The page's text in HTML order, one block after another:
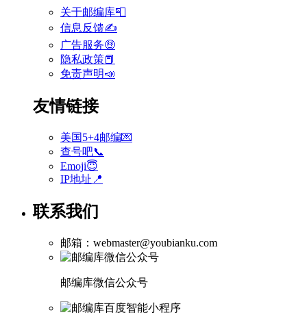
关于邮编库📮
信息反馈✍
广告服务🤑
隐私政策📕
免责声明📣
友情链接
美国5+4邮编💌
查号吧📞
Emoji😇
IP地址📍
联系我们
邮箱：webmaster@youbianku.com
邮编库微信公众号